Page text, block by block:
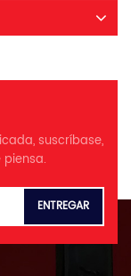
suscríbase,